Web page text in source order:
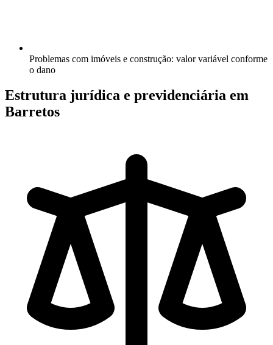
Problemas com imóveis e construção: valor variável conforme
o dano
Estrutura jurídica e previdenciária em
Barretos